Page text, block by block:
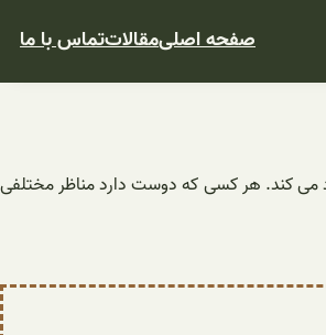
صفحه اصلیمقالاتتماس با ما
می کند. هر کسی که دوست دارد مناظر مختلفی